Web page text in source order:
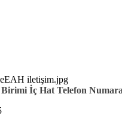
İç Hat Telefon